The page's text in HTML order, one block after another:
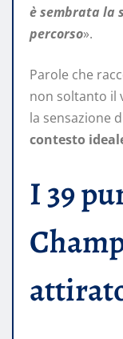
è sembrata la
percorso».
Parole che
non soltanto il
la sensazione
contesto
I 39